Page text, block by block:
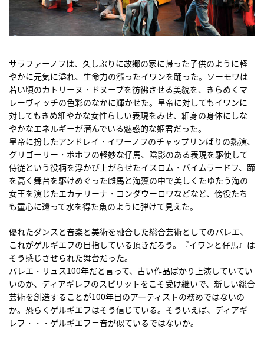
サラファーノフは、久しぶりに故郷の家に帰った子供のように軽
やかに元気に溢れ、生命力の漲ったイワンを踊った。ソーモワは
若い頃のカトリーヌ・ドヌーブを彷彿させる美貌を、きらめくマ
レーヴィッチの色彩のなかに輝かせた。皇帝に対してもイワンに
対してもきめ細やかな女性らしい表現をみせ、細身の身体にしな
やかなエネルギーが潜んでいる魅惑的な姫君だった。
皇帝に扮したアンドレイ・イワーノフのチャップリンばりの熱演、
グリゴーリー・ポポフの軽妙な仔馬、陰影のある表現を駆使して
侍従という役柄を浮かび上がらせたイスロム・バイムラードフ、蹄
を高く舞台を駆けめぐった雌馬と海藻の中で美しくたゆたう海の
女王を演じたエカテリーナ・コンダウーロワなどなど、傍役たち
も童心に還って水を得た魚のように弾けて見えた。
優れたダンスと音楽と美術を融合した総合芸術としてのバレエ、
これがゲルギエフの目指している頂きだろう。『イワンと仔馬』は
そう感じさせられた舞台だった。
バレエ・リュス100年だと言って、古い作品ばかり上演していてい
いのか、ディアギレフのスピリットをこそ受け継いで、新しい総合
芸術を創造することが100年目のアーティストの務めではないの
か。恐らくゲルギエフはそう信じている。そういえば、ディアギ
レフ・・・ゲルギエフ＝音が似ているではないか。